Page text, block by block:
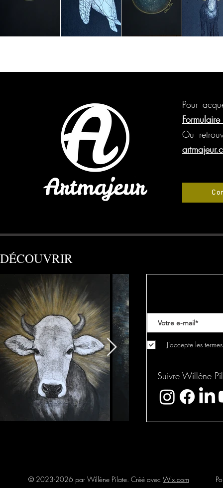
Pour
Ou
DÉCOUVRIR
J’accepte les
Suivre Willène
© 2023-2026 par Willène Pilate. Créé avec Wix.com